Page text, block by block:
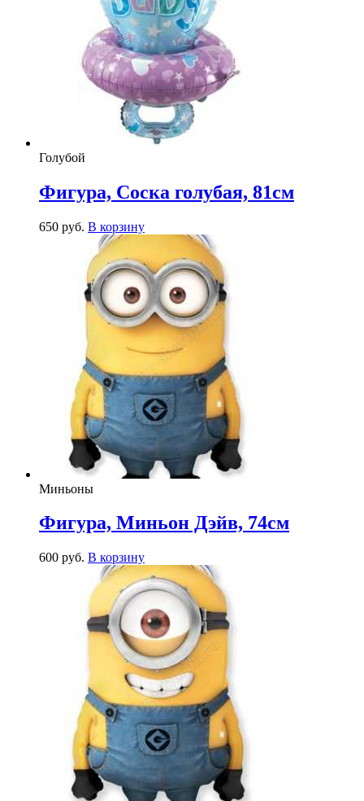
Голубой
Фигура, Соска голубая, 81см
650 руб. В корзину
Миньоны
Фигура, Миньон Дэйв, 74см
600 руб. В корзину